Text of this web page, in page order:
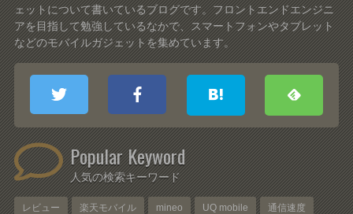
ェットについて書いているブログです。フロントエンドエンジニ
アを目指して勉強しているなかで、スマートフォンやタブレット
などのモバイルガジェットを集めています。
Popular Keyword
人気の検索キーワード
レビュー 楽天モバイル mineo UQ mobile 通信速度